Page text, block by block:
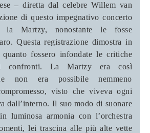
– diretta dal celebre Willem van
di questo impegnativo concerto
la Martzy, nonostante le fosse
Questa registrazione dimostra in
quanto fossero infondate le critiche
confronti.
La Martzy era così
non era possibile nemmeno
visto che viveva ogni
dall’interno. Il suo modo di suonare
luminosa armonia con l’orchestra
lei trascina alle più alte vette